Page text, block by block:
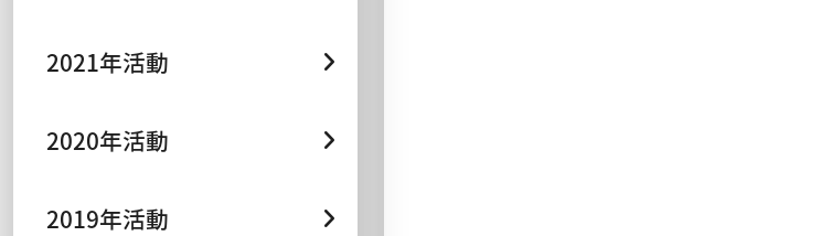
2021年活動
2020年活動
2019年活動